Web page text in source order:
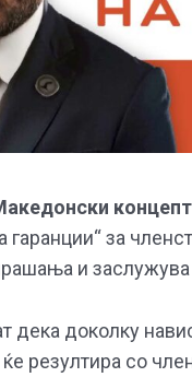
концепт
гаранции“ за
и
дека доколку
резултира со